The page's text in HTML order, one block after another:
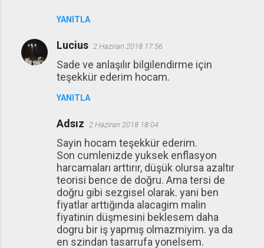
YANITLA
Lucius 2 Haziran 2018 17:56
Sade ve anlaşılır bilgilendirme için
teşekkür ederim hocam.
YANITLA
Adsız 2 Haziran 2018 18:04
Sayin hocam teşekkür ederim.
Son cumlenizde yuksek enflasyon
harcamaları arttırır, düşük olursa azaltır
teorisi bence de doğru. Ama tersi de
doğru gibi sezgisel olarak. yani ben
fiyatlar arttığında alacagim malin
fiyatinin düşmesini beklesem daha
dogru bir iş yapmış olmazmiyim. ya da
en szindan tasarrufa yonelsem.